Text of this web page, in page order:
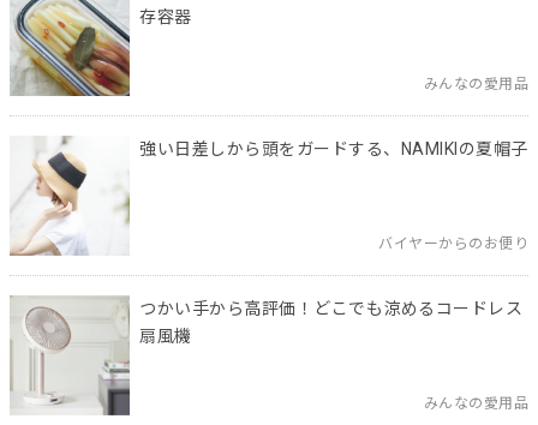
存容器
みんなの愛用品
強い日差しから頭をガードする、NAMIKIの夏帽子
バイヤーからのお便り
つかい手から高評価！どこでも涼めるコードレス
扇風機
みんなの愛用品